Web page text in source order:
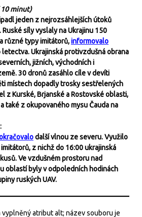
10 minut)
jeden z nejrozsáhlejších útoků
síly vyslaly na Ukrajinu 150
různé typy imitátorů,informovalo
Ukrajinská protivzdušná obrana
jižních, východních i
30 dronů zasáhlo cíle v devíti
místech dopadly trosky sestřelených
z Kurské, Brjanské a Rostovské oblasti,
také z okupovaného mysu Čauda na
další vlnou ze severu. Využilo
z nichž do 16:00 ukrajinská
Ve vzdušném prostoru nad
oblastí byly v odpoledních hodinách
ruských UAV.